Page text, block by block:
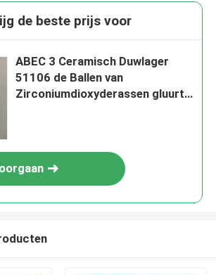
de beste prijs voor
ABEC 3 Ceramisch Duwlager
51106 de Ballen van
Zirconiumdioxyderassen gluurt